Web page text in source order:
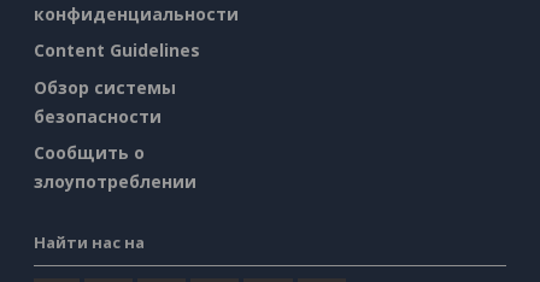
конфиденциальности
Content Guidelines
Обзор системы
безопасности
Сообщить о
злоупотреблении
Найти нас на